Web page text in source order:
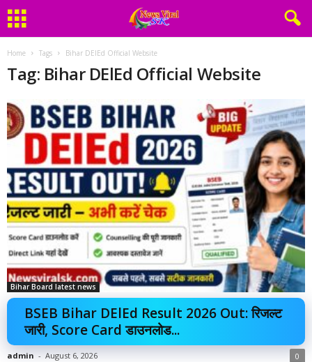
Home Tags Bihar DElEd Official Website
Tag: Bihar DElEd Official Website
Bihar Board latest news
BSEB Bihar DElEd Result 2026 Out: रिजल्ट
जारी, Score Card डाउनलोड...
admin - August 6, 2026 0